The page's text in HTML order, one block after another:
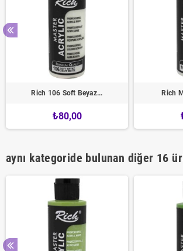
Rich 106 Soft Beyaz...
₺80,00
Rich
aynı kategoride bulunan diğer 16